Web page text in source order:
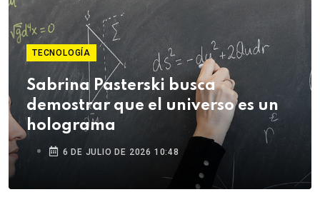
TECNOLOGÍA
Sabrina Pasterski busca
demostrar que el universo es un
holograma
6 DE JULIO DE 2026 10:48